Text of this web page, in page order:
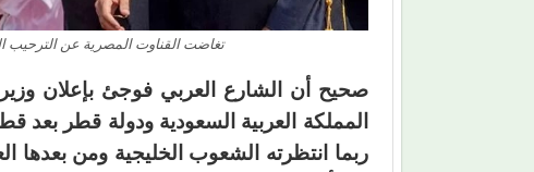
تغاضت القناوت المصرية عن الترحيب
صحيح أن الشارع العربي فوجئ بإعلان
المملكة العربية السعودية ودولة قطر
ربما انتظرته الشعوب الخليجية ومن بعدها